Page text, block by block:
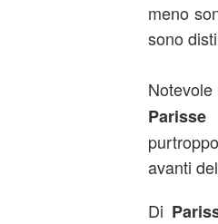
meno
sono
Parisse
avanti
Di